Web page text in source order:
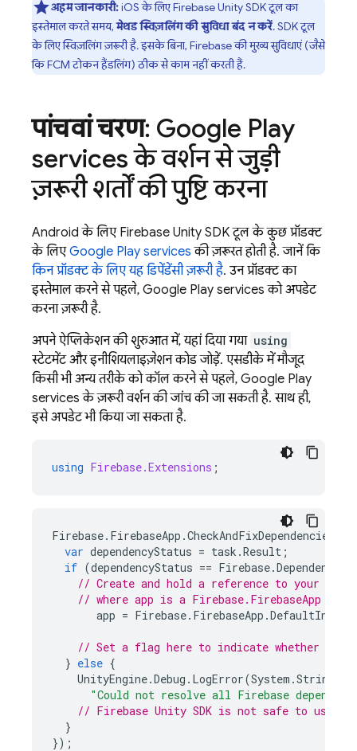
अहम जानकारी:iOS के लिएFirebaseUnitySDK टूल का
इस्तेमाल करते समय,मेथड स्विज़लिंग की सुविधा बंद न करें. SDK टूल
के लिए स्विज़लिंग ज़रूरी है. इसके बिना, Firebase की मुख्य सुविधाएं (जैसे
किFCMटोकन हैंडलिंग) ठीक से काम नहीं करती हैं.
पांचवां चरण: Google Play
services के वर्शन से जुड़ी
ज़रूरी शर्तों की पुष्टि करना
Android के लिए Firebase Unity SDK टूल के कुछ प्रॉडक्ट
के लिएGoogle Play services की ज़रूरत होती है. जानें कि
किन प्रॉडक्ट के लिए यह डिपेंडेंसी ज़रूरी है. उन प्रॉडक्ट का
इस्तेमाल करने से पहले, Google Play services को अपडेट
करना ज़रूरी है.
अपने ऐप्लिकेशन की शुरुआत में, यहां दिया गया using
स्टेटमेंट और इनीशियलाइज़ेशन कोड जोड़ें. एसडीके में मौजूद
किसी भी अन्य तरीके को कॉल करने से पहले, Google Play
services के ज़रूरी वर्शन की जांच की जा सकती है. साथ ही,
इसे अपडेट भी किया जा सकता है.
using Firebase.Extensions ;
Firebase. FirebaseApp .
var dependencyStatus = task .Result ;
if (dependencyStatus == Firebase.
// Create and hold a reference to your
// where app is a Firebase.FirebaseApp
app = Firebase. FirebaseApp .
// Set a flag here to indicate whether
} else {
UnityEngine.Debug . LogError(System .String
"Could not resolve all Firebase
// Firebase Unity SDK is not safe to use
}
});